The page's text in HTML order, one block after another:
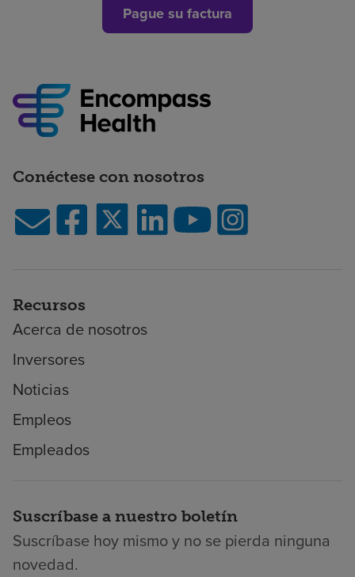
Pague su factura
Conéctese con nosotros
Recursos
Acerca de nosotros
Inversores
Noticias
Empleos
Empleados
Suscríbase a nuestro boletín
Suscríbase hoy mismo y no se pierda ninguna
novedad.